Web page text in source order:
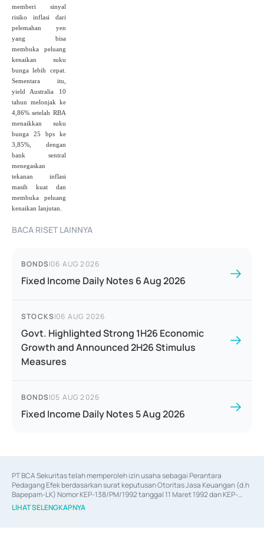
memberi sinyal
risiko inflasi dari
pelemahan yen
yang bisa
membuka peluang
kenaikan suku
bunga lebih cepat.
Sementara itu,
yield Australia 10
tahun melonjak ke
4,86% setelah RBA
menaikkan suku
bunga 25 bps ke
3,85%, dengan
bank sentral
menegaskan
tekanan inflasi
masih kuat dan
membuka peluang
kenaikan lanjutan.
BACA RISET LAINNYA
BONDS|06 AUG 2026
Fixed Income Daily Notes 6 Aug 2026
STOCKS|06 AUG 2026
Govt. Highlighted Strong 1H26 Economic
Growth and Announced 2H26 Stimulus
Measures
BONDS|05 AUG 2026
Fixed Income Daily Notes 5 Aug 2026
PT BCA Sekuritas telah memperoleh izin usaha sebagai Perantara
Pedagang Efek berdasarkan surat keputusan Otoritas Jasa Keuangan (d.h
Bapepam-LK) Nomor KEP-138/PM/1992 tanggal 11 Maret 1992 dan KEP-
06/D.04/2014 tanggal 28 Februari 2014, izin usaha sebagai Penjamin Emisi
Efek berdasarkan surat keputusan Otoritas Jasa Keuangan Nomor KEP-
LIHAT SELENGKAPNYA